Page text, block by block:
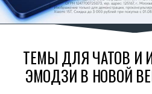
ТЕМЫ ДЛЯ ЧАТОВ И
ЭМОДЗИ В НОВОЙ